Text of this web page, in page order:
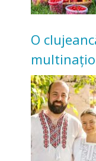
O
Acum
bunicilor